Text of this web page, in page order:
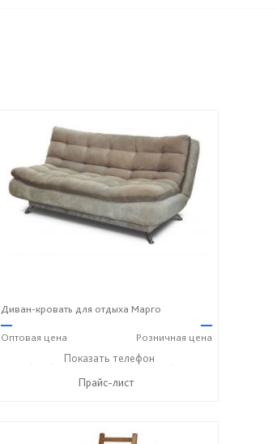
Диван-кровать для отдыха Марго
—
Оптовая цена
—
Розничная цена
+7 (989) 269-73-94 ☎+7 (918) 316-91-77
Показать телефон
Прайс-лист